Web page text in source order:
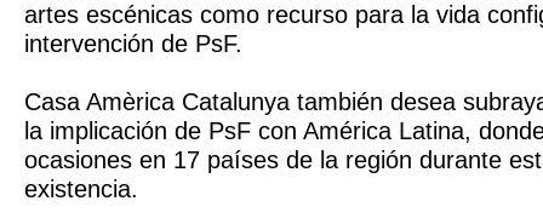
artes escénicas como recurso para la vida
intervención de PsF.
Casa Amèrica Catalunya también desea
la implicación de PsF con América Latina,
ocasiones en 17 países de la región durante
existencia.